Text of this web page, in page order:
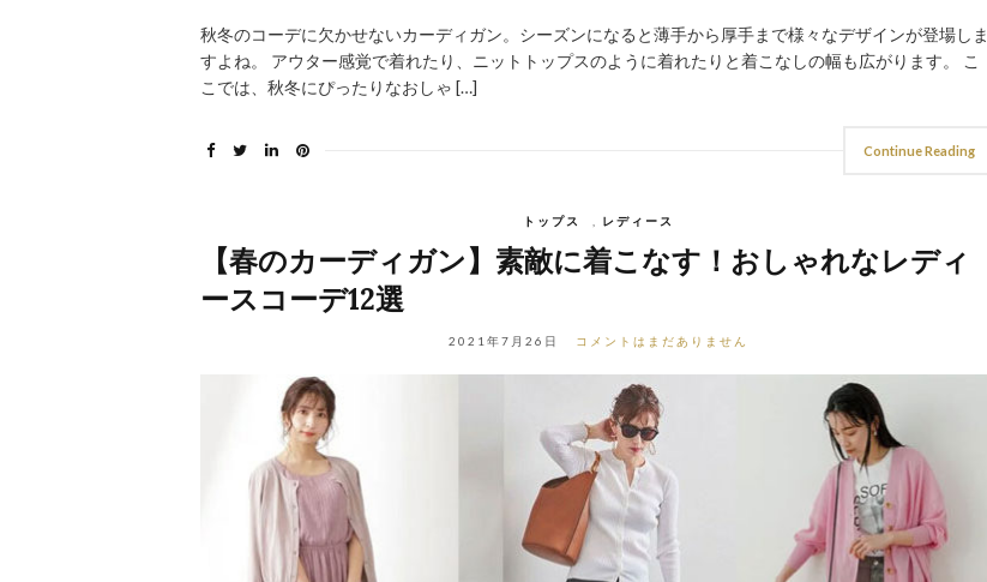
秋冬のコーデに欠かせないカーディガン。シーズンになると薄手から厚手まで様々なデザインが登場しま
すよね。 アウター感覚で着れたり、ニットトップスのように着れたりと着こなしの幅も広がります。 こ
こでは、秋冬にぴったりなおしゃ […]
Continue Reading
トップス レディース
【春のカーディガン】素敵に着こなす！おしゃれなレディ
ースコーデ12選
2021年7月26日 コメントはまだありません